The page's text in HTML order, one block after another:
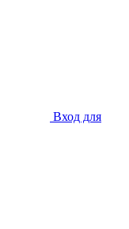
Вход для